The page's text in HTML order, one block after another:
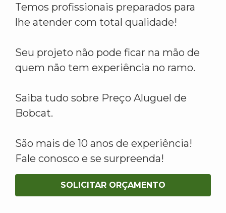
Temos profissionais preparados para
lhe atender com total qualidade!
Seu projeto não pode ficar na mão de
quem não tem experiência no ramo.
Saiba tudo sobre Preço Aluguel de
Bobcat.
São mais de 10 anos de experiência!
Fale conosco e se surpreenda!
SOLICITAR ORÇAMENTO